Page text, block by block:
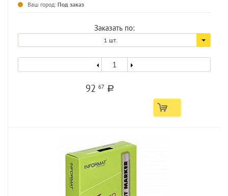
Ваш город: Под заказ
Заказать по:
1 шт.
9267 a